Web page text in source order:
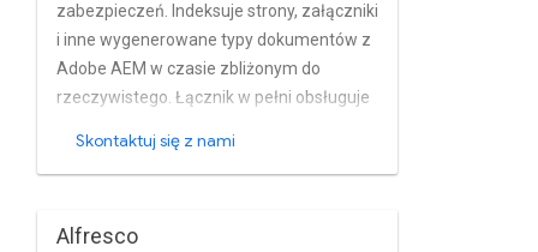
zabezpieczeń. Indeksuje strony, załączniki
i inne wygenerowane typy dokumentów z
Adobe AEM w czasie zbliżonym do
rzeczywistego. Łącznik w pełni obsługuje
użytkownikami i grupami oraz instalacje
oprogramowania Raytion Search.
Skontaktuj się z nami
Alfresco